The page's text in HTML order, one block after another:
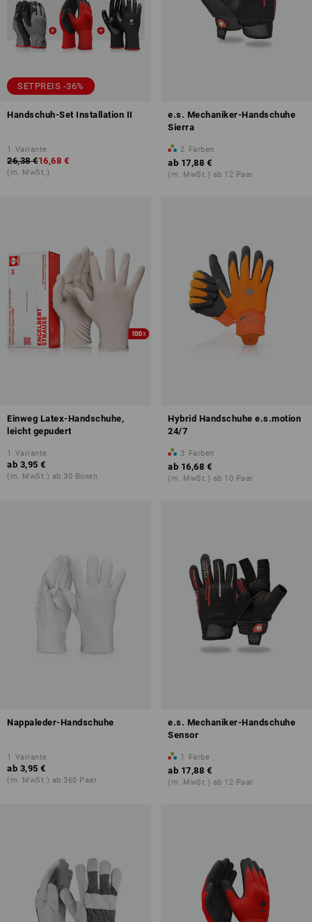
SETPREIS -36%
Handschuh-Set Installation II
1 Variante
26,38 €16,68 €
(m. MwSt.)
e.s. Mechaniker-Handschuhe
Sierra
2 Farben
ab 17,88 €
(m. MwSt.) ab 12 Paar
Einweg Latex-Handschuhe,
leicht gepudert
1 Variante
ab 3,95 €
(m. MwSt.) ab 30 Boxen
Hybrid Handschuhe e.s.motion
24/7
3 Farben
ab 16,68 €
(m. MwSt.) ab 10 Paar
Nappaleder-Handschuhe
1 Variante
ab 3,95 €
(m. MwSt.) ab 360 Paar
e.s. Mechaniker-Handschuhe
Sensor
1 Farbe
ab 17,88 €
(m. MwSt.) ab 12 Paar